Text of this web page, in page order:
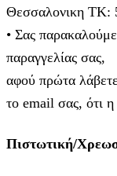
Θεσσαλονικη ΤΚ:
• Σας
παραγγελίας σας,
αφού πρώτα
το email σας, ότι η
Πιστωτική/